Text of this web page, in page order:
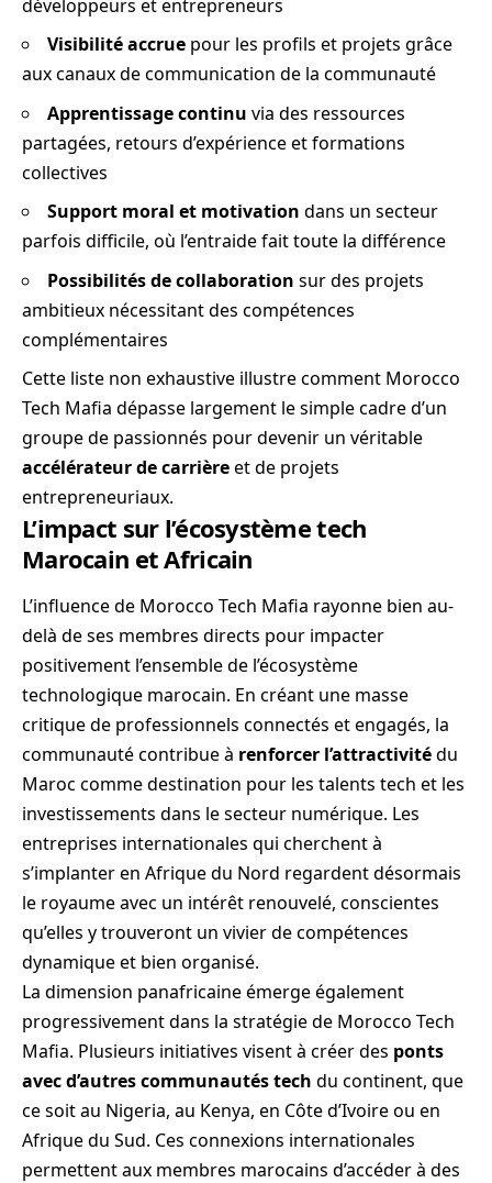
développeurs et entrepreneurs
Visibilité accrue pour les profils et projets grâce
aux canaux de communication de la communauté
Apprentissage continu via des ressources
partagées, retours d’expérience et formations
collectives
Support moral et motivation dans un secteur
parfois difficile, où l’entraide fait toute la différence
Possibilités de collaboration sur des projets
ambitieux nécessitant des compétences
complémentaires
Cette liste non exhaustive illustre comment Morocco
Tech Mafia dépasse largement le simple cadre d’un
groupe de passionnés pour devenir un véritable
accélérateur de carrièreet de projets
entrepreneuriaux.
L’impact sur l’écosystème tech
Marocain et Africain
L’influence de Morocco Tech Mafia rayonne bien au-
delà de ses membres directs pour impacter
positivement l’ensemble de l’écosystème
technologique marocain. En créant une masse
critique de professionnels connectés et engagés, la
communauté contribue à renforcer l’attractivitédu
Maroc comme destination pour les talents tech et les
investissements dans le secteur numérique. Les
entreprises internationales qui cherchent à
s’implanter en Afrique du Nord regardent désormais
le royaume avec un intérêt renouvelé, conscientes
qu’elles y trouveront un vivier de compétences
dynamique et bien organisé.
La dimension panafricaine émerge également
progressivement dans la stratégie de Morocco Tech
Mafia. Plusieurs initiatives visent à créer des ponts
avec d’autres communautés tech du continent, que
ce soit au Nigeria, au Kenya, en Côte d’Ivoire ou en
Afrique du Sud. Ces connexions internationales
permettent aux membres marocains d’accéder à des